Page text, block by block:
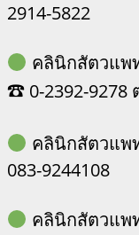
2914-5822
คลินิกสัตวแพ
☎ 0-2392-9278
คลินิกสัตวแพ
083-9244108
คลินิกสัตวแพ